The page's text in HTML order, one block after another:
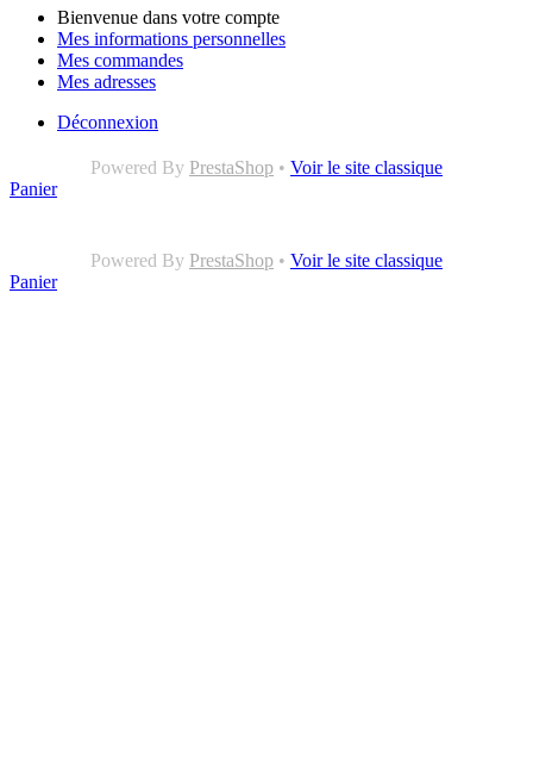
Bienvenue dans votre compte
Mes informations personnelles
Mes commandes
Mes adresses
Déconnexion
Powered By PrestaShop • Voir le site classique
Panier
Powered By PrestaShop • Voir le site classique
Panier